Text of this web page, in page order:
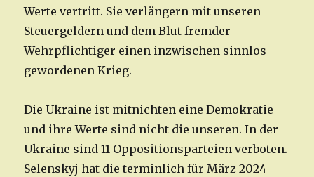
Werte vertritt. Sie verlängern mit unseren
Steuergeldern und dem Blut fremder
Wehrpflichtiger einen inzwischen sinnlos
gewordenen Krieg.
Die Ukraine ist mitnichten eine Demokratie
und ihre Werte sind nicht die unseren. In der
Ukraine sind 11 Oppositionsparteien verboten.
Selenskyj hat die terminlich für März 2024